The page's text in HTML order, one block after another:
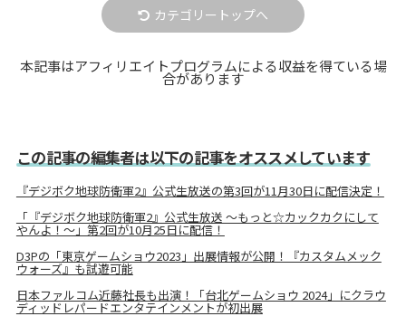
カテゴリートップへ
本記事はアフィリエイトプログラムによる収益を得ている場
合があります
この記事の編集者は以下の記事をオススメしています
『デジボク地球防衛軍2』公式生放送の第3回が11月30日に配信決定！
「『デジボク地球防衛軍2』公式生放送 ～もっと☆カックカクにして
やんよ！～」第2回が10月25日に配信！
D3Pの「東京ゲームショウ2023」出展情報が公開！『カスタムメック
ウォーズ』も試遊可能
日本ファルコム近藤社長も出演！「台北ゲームショウ 2024」にクラウ
ディッドレパードエンタテインメントが初出展